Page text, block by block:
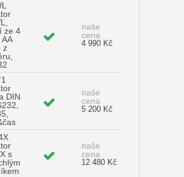
ze 4
z
naše
cena
4 990 Kč
DIN
naše
cena
5 200 Kč
s
naše
cena
12 480 Kč